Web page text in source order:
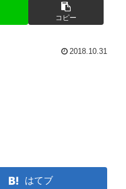
コピー
2018.10.31
はてブ